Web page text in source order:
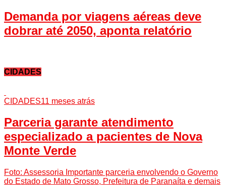
Demanda por viagens aéreas deve
dobrar até 2050, aponta relatório
CIDADES
CIDADES11 meses atrás
Parceria garante atendimento
especializado a pacientes de Nova
Monte Verde
Foto: Assessoria Importante parceria envolvendo o Governo
do Estado de Mato Grosso, Prefeitura de Paranaíta e demais